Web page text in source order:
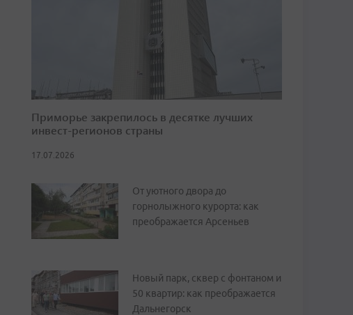
Приморье закрепилось в десятке лучших
инвест-регионов страны
17.07.2026
От уютного двора до
горнолыжного курорта: как
преображается Арсеньев
Новый парк, сквер с фонтаном и
50 квартир: как преображается
Дальнегорск